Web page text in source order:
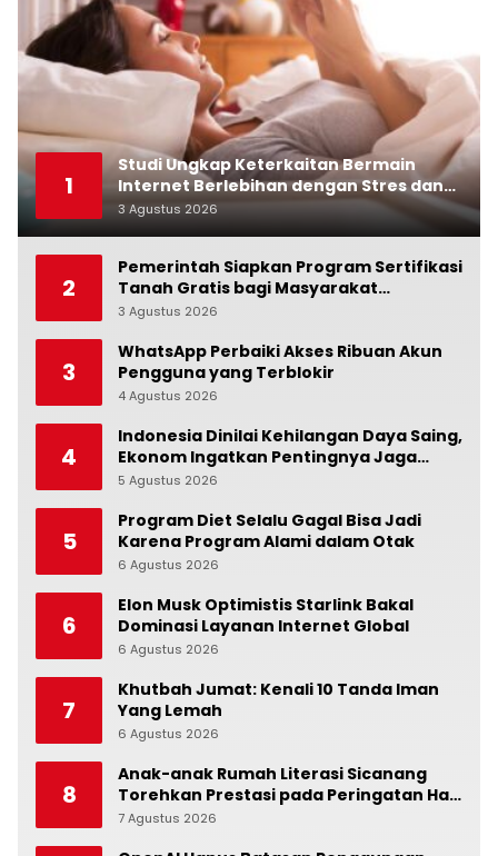
1
Studi Ungkap Keterkaitan Bermain
Internet Berlebihan dengan Stres dan
Suasana Hati
3 Agustus 2026
2
Pemerintah Siapkan Program Sertifikasi
Tanah Gratis bagi Masyarakat
Berpenghasilan Rendah
3 Agustus 2026
3
WhatsApp Perbaiki Akses Ribuan Akun
Pengguna yang Terblokir
4 Agustus 2026
4
Indonesia Dinilai Kehilangan Daya Saing,
Ekonom Ingatkan Pentingnya Jaga
Independensi Bank Indonesia
5 Agustus 2026
5
Program Diet Selalu Gagal Bisa Jadi
Karena Program Alami dalam Otak
6 Agustus 2026
6
Elon Musk Optimistis Starlink Bakal
Dominasi Layanan Internet Global
6 Agustus 2026
7
Khutbah Jumat: Kenali 10 Tanda Iman
Yang Lemah
6 Agustus 2026
8
Anak-anak Rumah Literasi Sicanang
Torehkan Prestasi pada Peringatan Hari
Anak Nasional di Kecamatan Medan
7 Agustus 2026